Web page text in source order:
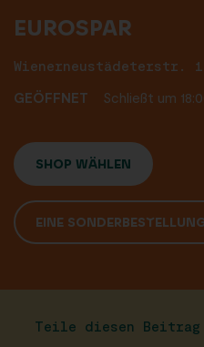
EUROSPAR
Wienerneustädeterstr.
GEÖFFNET
Schließt um
SHOP WÄHLEN
EINE
Teile diesen Beitrag